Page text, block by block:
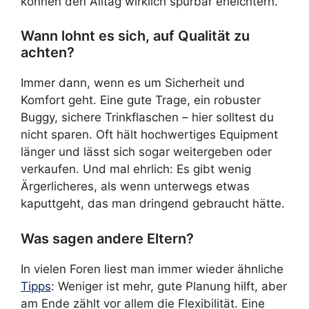
Wann lohnt es sich, auf Qualität zu
achten?
Immer dann, wenn es um Sicherheit und
Komfort geht. Eine gute Trage, ein robuster
Buggy, sichere Trinkflaschen – hier solltest du
nicht sparen. Oft hält hochwertiges Equipment
länger und lässt sich sogar weitergeben oder
verkaufen. Und mal ehrlich: Es gibt wenig
Ärgerlicheres, als wenn unterwegs etwas
kaputtgeht, das man dringend gebraucht hätte.
Was sagen andere Eltern?
In vielen Foren liest man immer wieder ähnliche
Tipps: Weniger ist mehr, gute Planung hilft, aber
am Ende zählt vor allem die Flexibilität. Eine